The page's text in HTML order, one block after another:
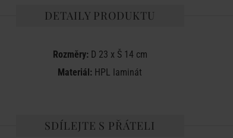
DETAILY PRODUKTU
Rozměry: D 23 x Š 14 cm
Materiál: HPL laminát
SDÍLEJTE S PŘÁTELI